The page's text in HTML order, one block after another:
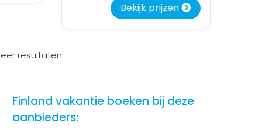
Bekijk prijzen
resultaten.
Finland vakantie boeken bij deze
aanbieders: